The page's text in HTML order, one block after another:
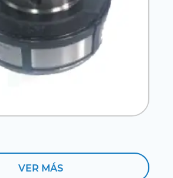
VER MÁS